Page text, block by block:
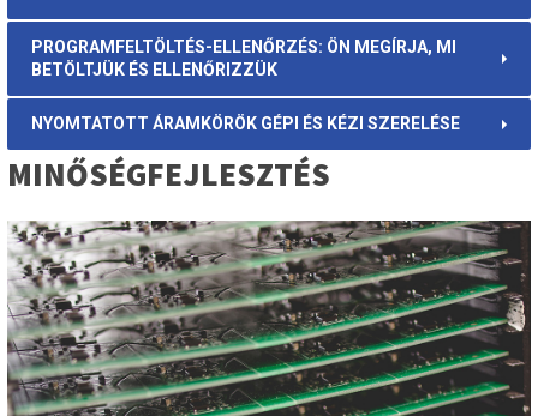
PROGRAMFELTÖLTÉS-ELLENŐRZÉS: ÖN MEGÍRJA, MI
BETÖLTJÜK ÉS ELLENŐRIZZÜK
NYOMTATOTT ÁRAMKÖRÖK GÉPI ÉS KÉZI SZERELÉSE
MINŐSÉGFEJLESZTÉS